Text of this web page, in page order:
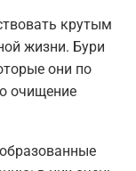
крутым
жизни. Бури
они по
очищение